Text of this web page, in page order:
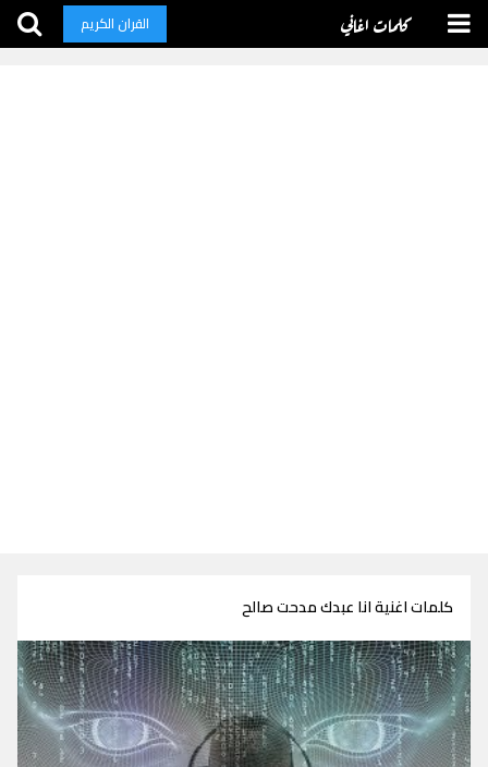
كلمات اغاني القران الكريم
كلمات اغنية انا عبدك مدحت صالح